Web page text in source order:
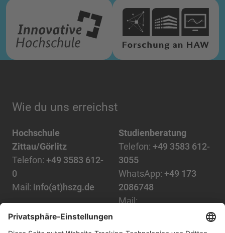
Wie du uns erreichst
Hochschule
Zittau/Görlitz
Telefon: +49 3583 612-
0
Mail: info(at)hszg.de
Studienberatung
Telefon: +49 3583 612-
3055
WhatsApp: +49 173
2086748
Mail: